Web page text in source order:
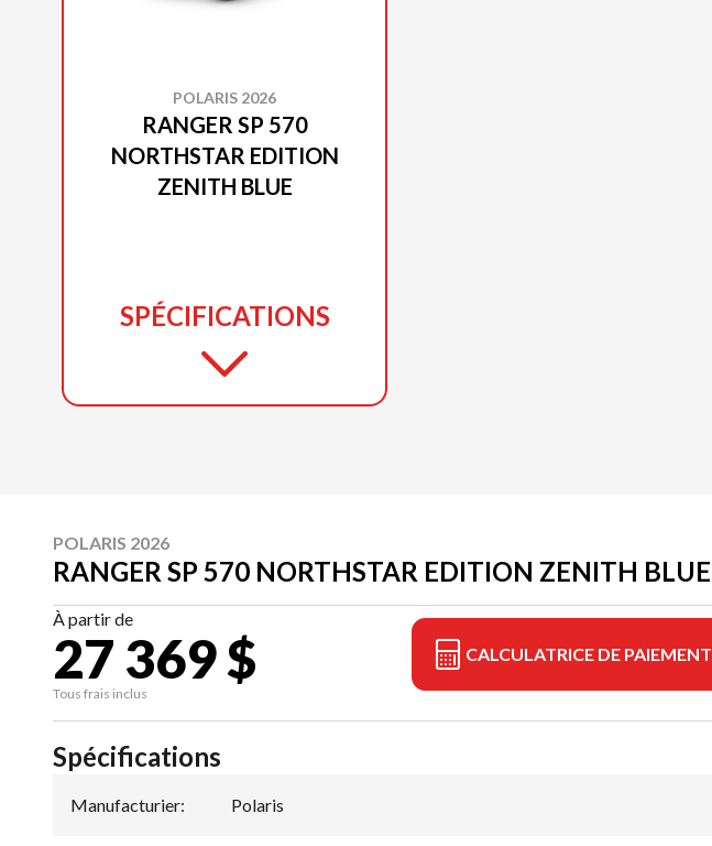
POLARIS 2026
RANGER SP 570
NORTHSTAR EDITION
ZENITH BLUE
SPÉCIFICATIONS
POLARIS 2026
RANGER SP 570 NORTHSTAR EDITION ZENITH BLUE
À partir de
27 369 $
Tous frais inclus
CALCULATRICE DE PAIEMENT
Spécifications
Manufacturier: Polaris